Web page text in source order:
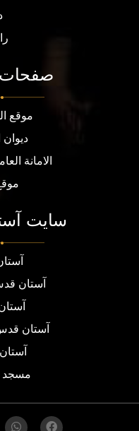
موقع
الامانة
سایت
آستان
آستان
مسجد